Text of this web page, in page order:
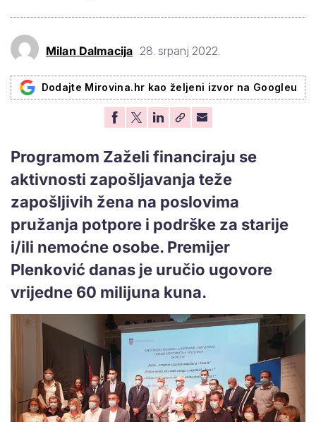
Milan Dalmacija 28. srpanj 2022.
Dodajte Mirovina.hr kao željeni izvor na Googleu
Programom Zaželi financiraju se
aktivnosti zapošljavanja teže
zapošljivih žena na poslovima
pružanja potpore i podrške za starije
i/ili nemoćne osobe. Premijer
Plenković danas je uručio ugovore
vrijedne 60 milijuna kuna.